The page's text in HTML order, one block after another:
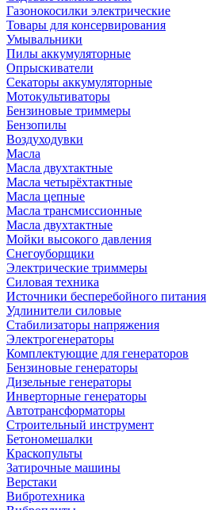
Газонокосилки электрические
Товары для консервирования
Умывальники
Пилы аккумуляторные
Опрыскиватели
Секаторы аккумуляторные
Мотокультиваторы
Бензиновые триммеры
Бензопилы
Воздуходувки
Масла
Масла двухтактные
Масла четырёхтактные
Масла цепные
Масла трансмиссионные
Масла двухтактные
Мойки высокого давления
Снегоуборщики
Электрические триммеры
Силовая техника
Источники бесперебойного питания
Удлинители силовые
Стабилизаторы напряжения
Электрогенераторы
Комплектующие для генераторов
Бензиновые генераторы
Дизельные генераторы
Инверторные генераторы
Автотрансформаторы
Строительный инструмент
Бетономешалки
Краскопульты
Затирочные машины
Верстаки
Вибротехника